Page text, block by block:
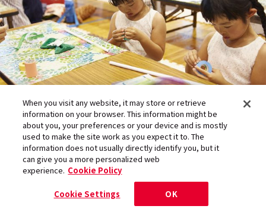
「メイクが楽しみ！ 水の妖精みたいになりた
い」（あおいちゃん）。「パレードにも出た
When you visit any website, it may store or retrieve
information on your browser. This information might be
about you, your preferences or your device and is mostly
used to make the site work as you expect it to. The
information does not usually directly identify you, but it
can give you a more personalized web
experience. Cookie Policy
Cookie Settings OK